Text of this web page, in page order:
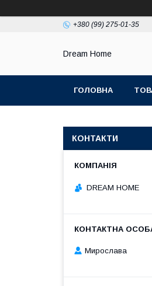
+380 (99) 275-01-35
Dream Home
ГОЛОВНА
КОНТАКТИ
DREAM HOME
Мирослава